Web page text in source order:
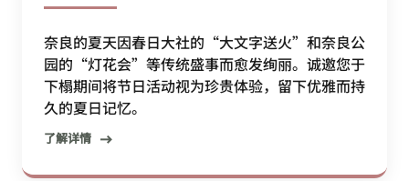
奈良的夏天因春日大社的“大文字送火”和奈良公
园的“灯花会”等传统盛事而愈发绚丽。诚邀您于
下榻期间将节日活动视为珍贵体验，留下优雅而持
久的夏日记忆。
了解详情